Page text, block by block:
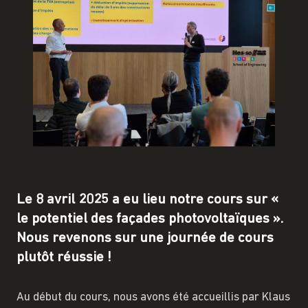
Le 8 avril 2025 a eu lieu notre cours sur «
le potentiel des façades photovoltaïques ».
Nous revenons sur une journée de cours
plutôt réussie !
Au début du cours, nous avons été accueillis par Klaus